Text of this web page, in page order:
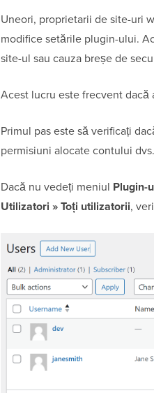
Uneori, proprietarii de site-uri
modifice setările plugin-ului.
site-ul sau cauza breșe de
Acest lucru este frecvent dacă
Primul pas este să verificați
permisiuni alocate contului
Dacă nu vedeți meniul Plugin-
Utilizatori » Toți utilizatorii,